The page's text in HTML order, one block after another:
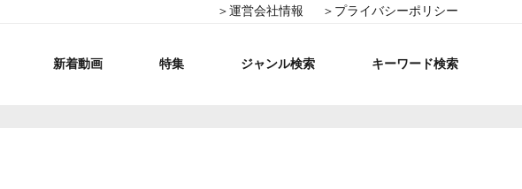
＞運営会社情報 ＞プライバシーポリシー
新着動画 特集 ジャンル検索 キーワード検索